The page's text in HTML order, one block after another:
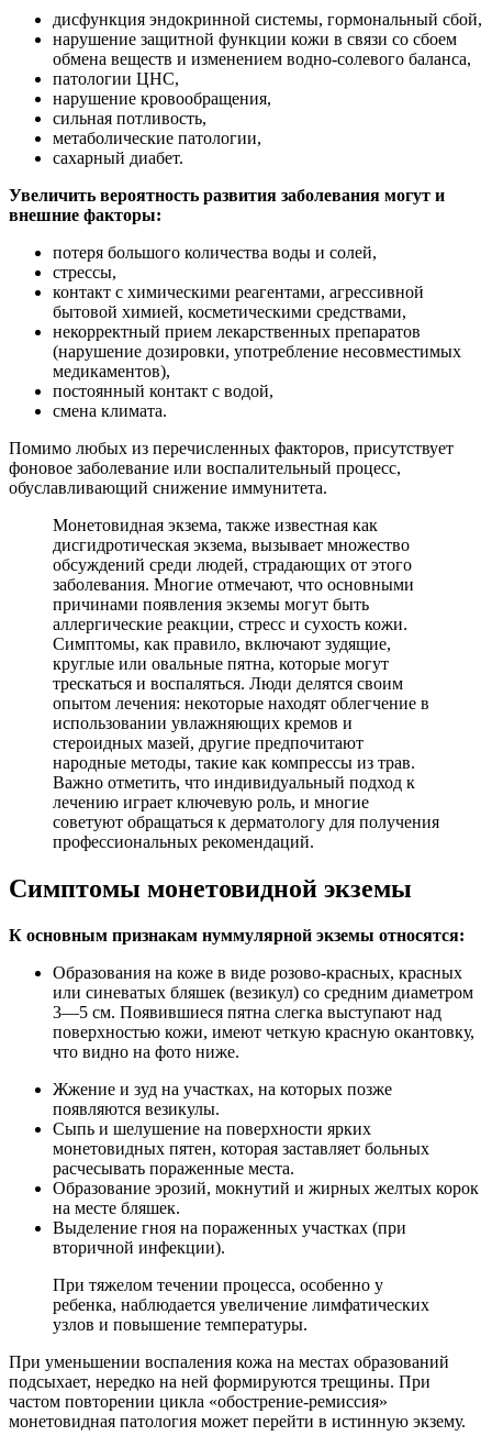
дисфункция эндокринной системы, гормональный сбой,
нарушение защитной функции кожи в связи со сбоем
обмена веществ и изменением водно-солевого баланса,
патологии ЦНС,
нарушение кровообращения,
сильная потливость,
метаболические патологии,
сахарный диабет.
Увеличить вероятность развития заболевания могут и
внешние факторы:
потеря большого количества воды и солей,
стрессы,
контакт с химическими реагентами, агрессивной
бытовой химией, косметическими средствами,
некорректный прием лекарственных препаратов
(нарушение дозировки, употребление несовместимых
медикаментов),
постоянный контакт с водой,
смена климата.
Помимо любых из перечисленных факторов, присутствует
фоновое заболевание или воспалительный процесс,
обуславливающий снижение иммунитета.
Монетовидная экзема, также известная как
дисгидротическая экзема, вызывает множество
обсуждений среди людей, страдающих от этого
заболевания. Многие отмечают, что основными
причинами появления экземы могут быть
аллергические реакции, стресс и сухость кожи.
Симптомы, как правило, включают зудящие,
круглые или овальные пятна, которые могут
трескаться и воспаляться. Люди делятся своим
опытом лечения: некоторые находят облегчение в
использовании увлажняющих кремов и
стероидных мазей, другие предпочитают
народные методы, такие как компрессы из трав.
Важно отметить, что индивидуальный подход к
лечению играет ключевую роль, и многие
советуют обращаться к дерматологу для получения
профессиональных рекомендаций.
Симптомы монетовидной экземы
К основным признакам нуммулярной экземы относятся:
Образования на коже в виде розово-красных, красных
или синеватых бляшек (везикул) со средним диаметром
3—5 см. Появившиеся пятна слегка выступают над
поверхностью кожи, имеют четкую красную окантовку,
что видно на фото ниже.
Жжение и зуд на участках, на которых позже
появляются везикулы.
Сыпь и шелушение на поверхности ярких
монетовидных пятен, которая заставляет больных
расчесывать пораженные места.
Образование эрозий, мокнутий и жирных желтых корок
на месте бляшек.
Выделение гноя на пораженных участках (при
вторичной инфекции).
При тяжелом течении процесса, особенно у
ребенка, наблюдается увеличение лимфатических
узлов и повышение температуры.
При уменьшении воспаления кожа на местах образований
подсыхает, нередко на ней формируются трещины. При
частом повторении цикла «обострение-ремиссия»
монетовидная патология может перейти в истинную экзему.